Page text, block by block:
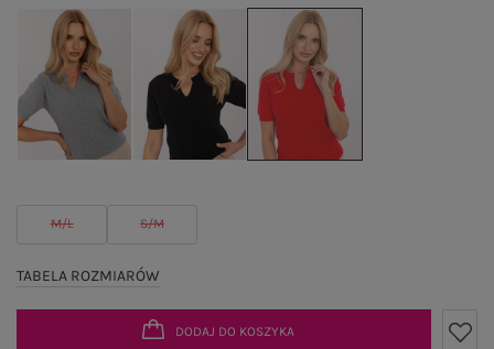
M/L S/M
TABELA ROZMIARÓW
DODAJ DO KOSZYKA